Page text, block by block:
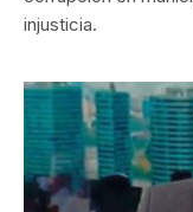
injusticia.